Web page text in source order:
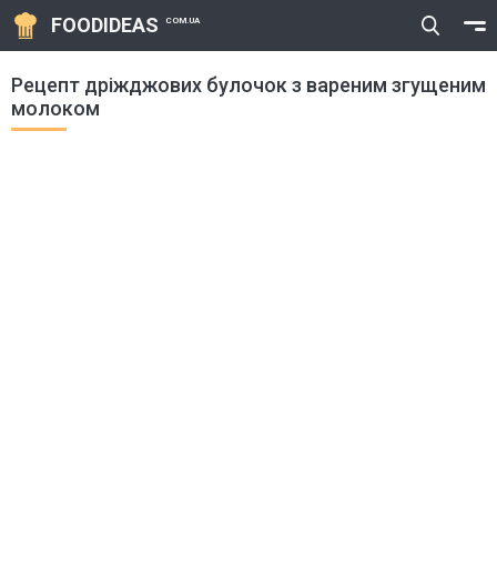
FOODIDEAS COM.UA
Рецепт дріжджових булочок з вареним згущеним
молоком